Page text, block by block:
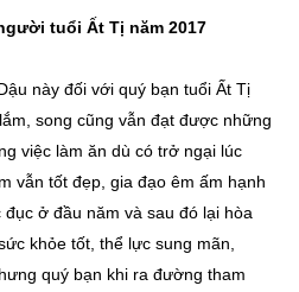
tuổi Ất Tị năm 2017
này đối với quý bạn tuổi Ất Tị
song cũng vẫn đạt được những
việc làm ăn dù có trở ngại lúc
vẫn tốt đẹp, gia đạo êm ấm hạnh
ở đầu năm và sau đó lại hòa
khỏe tốt, thể lực sung mãn,
quý bạn khi ra đường tham